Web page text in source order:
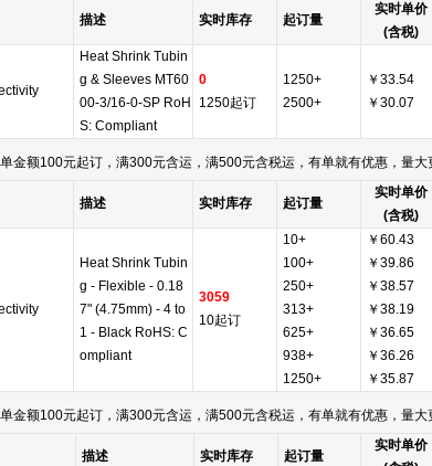
描述 实时库存 起订量
实时单价
(含税)
Heat Shrink Tubin
g & Sleeves MT60
00-3/16-0-SP RoH
S: Compliant
0
1250起订
1250+
2500+
￥33.54
￥30.07
金额100元起订，满300元含运，满500元含税运，有单就有优惠，量大
描述 实时库存 起订量
实时单价
(含税)
Heat Shrink Tubin
g - Flexible - 0.18
7" (4.75mm) - 4 to
1 - Black RoHS: C
ompliant
3059
10起订
10+
100+
250+
313+
625+
938+
1250+
￥60.43
￥39.86
￥38.57
￥38.19
￥36.65
￥36.26
￥35.87
金额100元起订，满300元含运，满500元含税运，有单就有优惠，量大
描述 实时库存 起订量
实时单价